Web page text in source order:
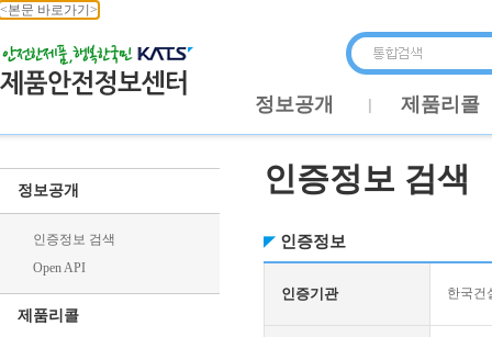
<본문 바로가기>
정보공개 제품리콜
정보공개
인증정보 검색
Open API
제품리콜
인증정보 검색
인증정보
인증기관 한국건